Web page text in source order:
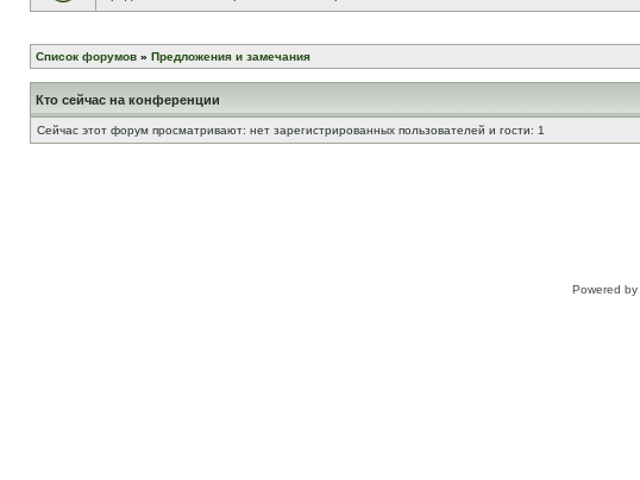
Список форумов » Предложения и замечания
Кто сейчас на конференции
Сейчас этот форум просматривают: нет зарегистрированных пользователей и гости: 1
Powered by